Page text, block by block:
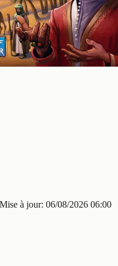
Mise à jour: 06/08/2026 06:00